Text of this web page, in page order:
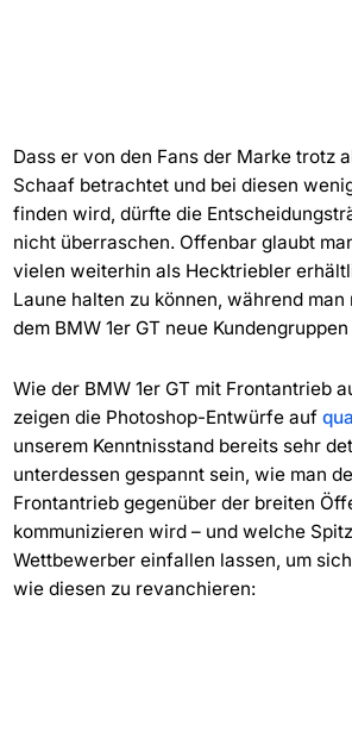
Dass er von den Fans der Marke trotz
Schaaf betrachtet und bei diesen
finden wird, dürfte die
nicht überraschen. Offenbar glaubt
vielen weiterhin als Hecktriebler
Laune halten zu können, während
dem BMW 1er GT neue
Wie der BMW 1er GT mit Frontantrieb
zeigen die Photoshop-Entwürfe auf
unserem Kenntnisstand bereits sehr
unterdessen gespannt sein, wie man
Frontantrieb gegenüber der breiten
kommunizieren wird – und welche
Wettbewerber einfallen lassen, um
wie diesen zu revanchieren: